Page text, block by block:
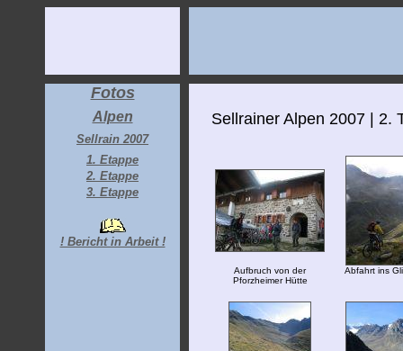
Fotos
Alpen
Sellrain 2007
1. Etappe
2. Etappe
3. Etappe
! Bericht in Arbeit !
Sellrainer Alpen 2007 | 2.
Aufbruch von der
Pforzheimer Hütte
Abfahrt ins